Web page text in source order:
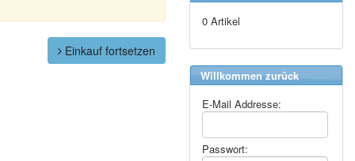
Einkauf fortsetzen
0 Artikel
Willkommen zurück
E-Mail Addresse:
Passwort: